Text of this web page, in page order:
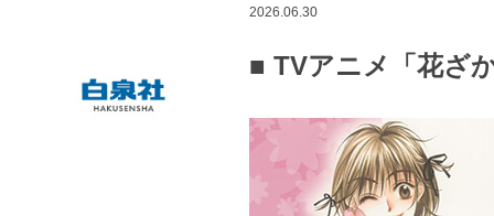
2026.06.30
■ TVアニメ「花ざ